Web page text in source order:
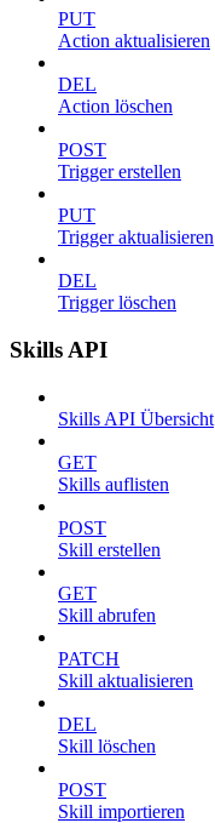
PUT
Action aktualisieren
DEL
Action löschen
POST
Trigger erstellen
PUT
Trigger aktualisieren
DEL
Trigger löschen
Skills API
Skills API Übersicht
GET
Skills auflisten
POST
Skill erstellen
GET
Skill abrufen
PATCH
Skill aktualisieren
DEL
Skill löschen
POST
Skill importieren